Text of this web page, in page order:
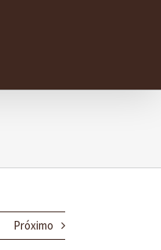
Próximo